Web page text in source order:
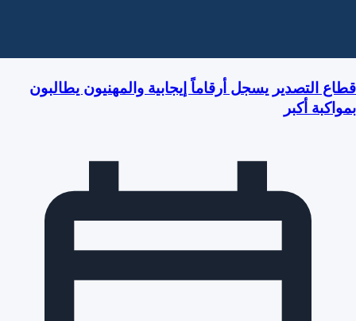
قطاع التصدير يسجل أرقاماً إيجابية والمهنيون يطالبون
بمواكبة أكبر